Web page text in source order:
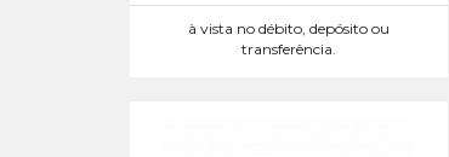
à vista no débito, depósito ou
transferência.